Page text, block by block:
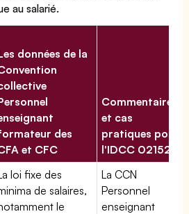
au salarié.
données de la
des
et CFC
Commentaires
et cas
pratiques pour
l'IDCC 02152
loi fixe des
de salaires,
le
La CCN
Personnel
enseignant